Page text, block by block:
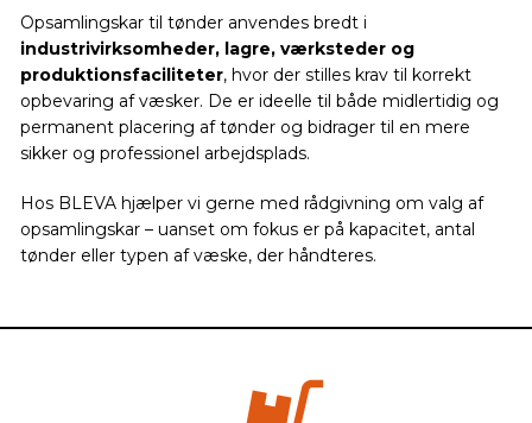
Opsamlingskar til tønder anvendes bredt i
industrivirksomheder, lagre, værksteder og
produktionsfaciliteter, hvor der stilles krav til korrekt
opbevaring af væsker. De er ideelle til både midlertidig og
permanent placering af tønder og bidrager til en mere
sikker og professionel arbejdsplads.
Hos BLEVA hjælper vi gerne med rådgivning om valg af
opsamlingskar – uanset om fokus er på kapacitet, antal
tønder eller typen af væske, der håndteres.